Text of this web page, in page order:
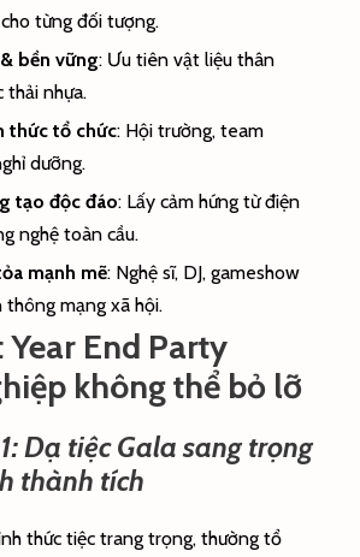
từng đối tượng.
bền vững: Ưu tiên vật liệu thân
thải nhựa.
tổ chức: Hội trường, team
dưỡng.
tạo độc đáo: Lấy cảm hứng từ điện
nghệ toàn cầu.
mạnh mẽ: Nghệ sĩ, DJ, gameshow
mạng xã hội.
Year End Party
không thể bỏ lỡ
Dạ tiệc Gala sang trọng
thành tích
thức tiệc trang trọng, thường tổ